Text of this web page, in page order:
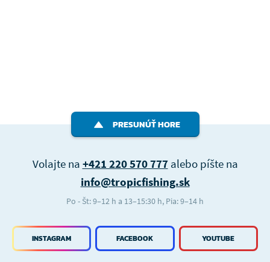
PRESUNÚŤ HORE
INSTAGRAM FACEBOOK YOUTUBE
Volajte na +421 220 570 777alebo píšte na
info@tropicfishing.sk
Po - Št: 9–12 h a 13–15:30 h, Pia: 9–14 h